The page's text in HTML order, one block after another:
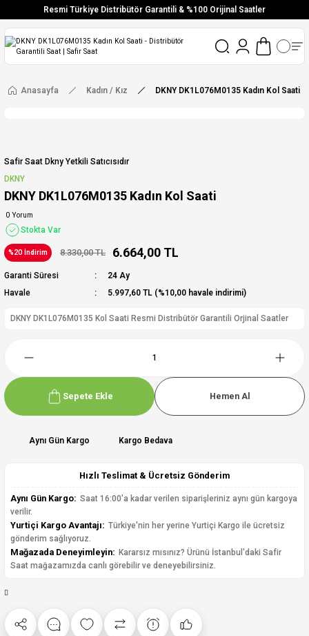
Resmi Türkiye Distribütör Garantili & %100 Orijinal Saatler
Vade Farksız 6 Taksit
Ücretsiz Kargo
Anasayfa Kadın / Kız DKNY DK1L076M0135 Kadın Kol Saati
Safir Saat Dkny Yetkili Satıcısıdır
DKNY
DKNY DK1L076M0135 Kadın Kol Saati
0 Yorum
Stokta Var
%20 İndirim 8.330,00 TL 6.664,00 TL
Garanti Süresi
24 Ay
Havale
5.997,60 TL (%10,00 havale indirimi)
DKNY DK1L076M0135 Kol Saati Resmi Distribütör Garantili Orjinal Saatler
Sepete Ekle Hemen Al
Aynı Gün Kargo Kargo Bedava
Hızlı Teslimat & Ücretsiz Gönderim
Aynı Gün Kargo: Saat 16:00'a kadar verilen siparişleriniz aynı gün kargoya
verilir.
Yurtiçi Kargo Avantajı: Türkiye'nin her yerine Yurtiçi Kargo ile ücretsiz
gönderim sağlıyoruz.
Mağazada Deneyimleyin: Kararsız mısınız? Ürünü İstanbul'daki Safir
Saat mağazamızda canlı görebilir ve deneyebilirsiniz.